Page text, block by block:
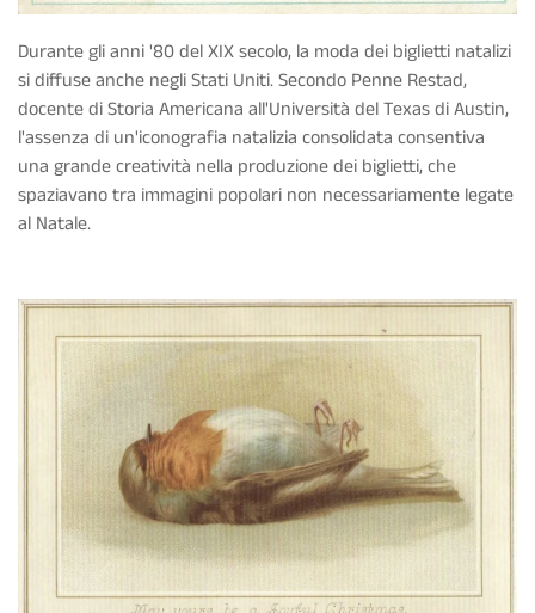
Durante gli anni '80 del XIX secolo, la moda dei biglietti natalizi
si diffuse anche negli Stati Uniti. Secondo Penne Restad,
docente di Storia Americana all'Università del Texas di Austin,
l'assenza di un'iconografia natalizia consolidata consentiva
una grande creatività nella produzione dei biglietti, che
spaziavano tra immagini popolari non necessariamente legate
al Natale.